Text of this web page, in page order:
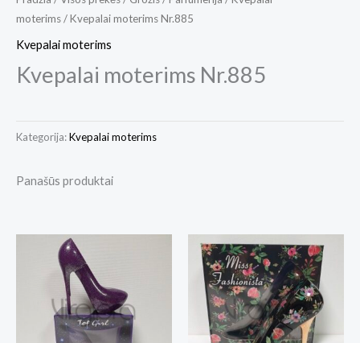
moterims/ Kvepalai moterims Nr.885
Kvepalai moterims
Kvepalai moterims Nr.885
Kategorija:Kvepalai moterims
Panašūs produktai